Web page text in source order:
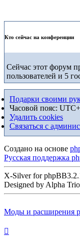
Кто сейчас на конференции
Сейчас этот форум
пользователей и 5
Подарки своими
Часовой пояс:
Удалить cookies
Связаться с
Создано на основе
Русская поддержка
X-Silver for
Designed by Alpha
Моды и расширения